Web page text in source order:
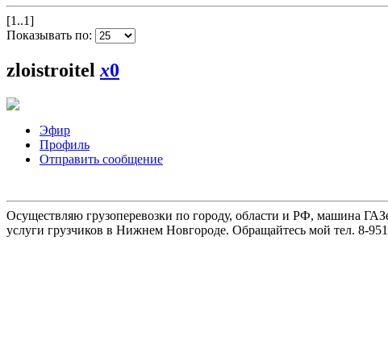
[1..1]
Показывать по:
zloistroitel x0
Эфир
Профиль
Отправить сообщение
Осуществляю грузоперевозки по городу, области и РФ, машина
услуги грузчиков в Нижнем Новгороде. Обращайтесь мой тел. 8-